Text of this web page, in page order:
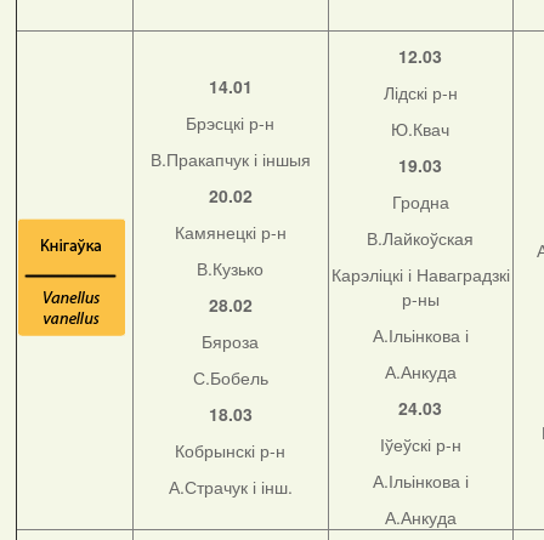
14.01
Брэсцкі р-н
В.Пракапчук і іншыя
20.02
Камянецкі р-н
В.Кузько
28.02
Бяроза
С.Бобель
18.03
Кобрынскі р-н
А.Страчук і інш.
12.03
Лідскі р-н
Ю.Квач
19.03
Гродна
В.Лайкоўская
Карэліцкі і Наваградзкі
р-ны
А.Ільінкова і
А.Анкуда
24.03
Іўеўскі р-н
А.Ільінкова і
А.Анкуда